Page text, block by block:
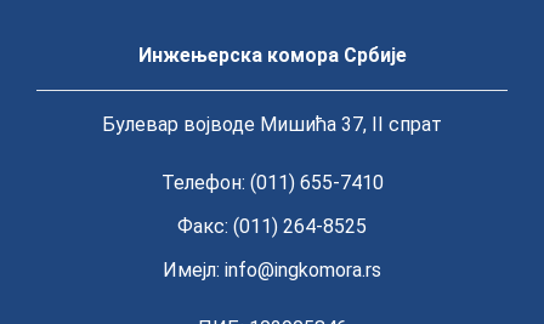
Инжењерска комора Србије
Булевар војводе Мишића 37, II спрат
Телефон: (011) 655-7410
Факс: (011) 264-8525
Имејл: info@ingkomora.rs